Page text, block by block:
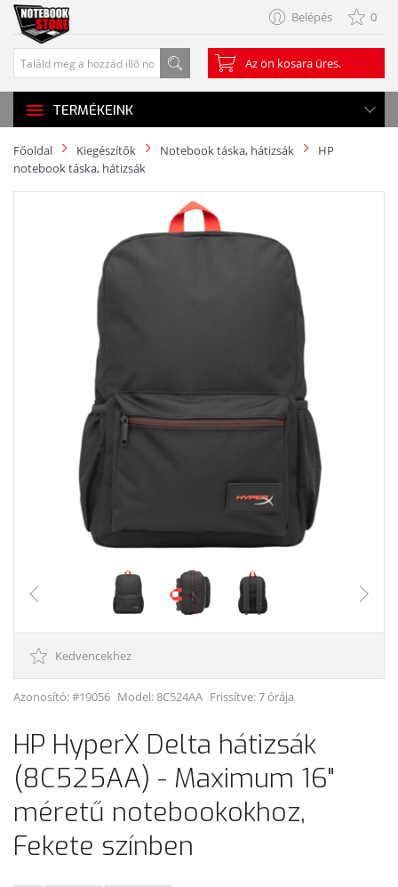
Belépés 0
Az ön kosara üres.
TERMÉKEINK
Főoldal Kiegészítők Notebook táska, hátizsák
HP
notebook táska, hátizsák
Kedvencekhez
Azonosító: #19056 Model:8C524AA Frissítve: 7 órája
HP HyperX Delta hátizsák
(8C525AA) - Maximum 16"
méretű notebookokhoz,
Fekete színben